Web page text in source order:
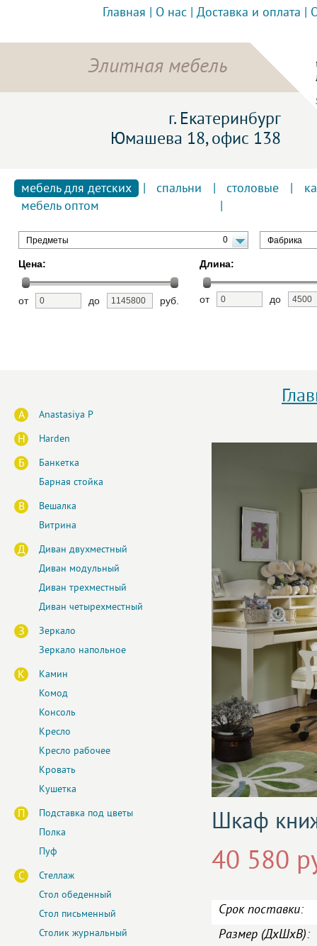
Главная О нас Доставка и оплата
Элитная мебель
г. Екатеринбург
Юмашева 18, офис 138
мебель для детских спальни столовые
мебель оптом
Предметы 0 Фабрика
Цена:
от до руб.
Длина:
от до
A Anastasiya P
H Harden
Б
Банкетка
Барная стойка
В
Вешалка
Витрина
Д
Диван двухместный
Диван модульный
Диван трехместный
Диван четырехместный
З
Зеркало
Зеркало напольное
К
Камин
Комод
Консоль
Кресло
Кресло рабочее
Кровать
Кушетка
П
Подставка под цветы
Полка
Пуф
С
Стеллаж
Стол обеденный
Стол письменный
Столик журнальный
Шкаф
40 580
Срок поставки:
Размер (ДxШxВ):